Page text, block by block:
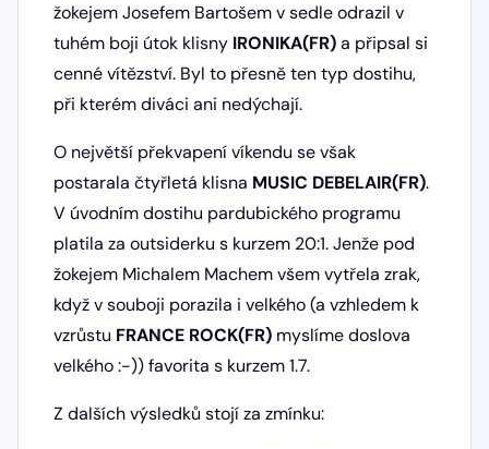
žokejem Josefem Bartošem v sedle odrazil v
tuhém boji útok klisny IRONIKA(FR)a připsal si
cenné vítězství. Byl to přesně ten typ dostihu,
při kterém diváci ani nedýchají.
O největší překvapení víkendu se však
postarala čtyřletá klisna MUSIC DEBELAIR(FR).
V úvodním dostihu pardubického programu
platila za outsiderku s kurzem 20:1. Jenže pod
žokejem Michalem Machem všem vytřela zrak,
když v souboji porazila i velkého (a vzhledem k
vzrůstu FRANCE ROCK(FR) myslíme doslova
velkého :-)) favorita s kurzem 1.7.
Z dalších výsledků stojí za zmínku: